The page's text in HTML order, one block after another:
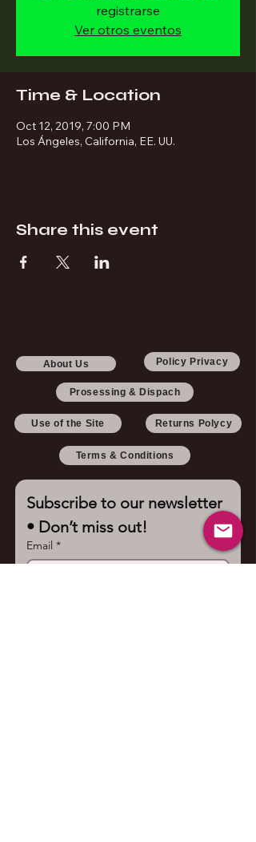
registrarse
Ver otros eventos
Time & Location
Oct 12, 2019, 7:00 PM
Los Ángeles, California, EE. UU.
Share this event
About Us Policy Privacy
Prosessing & Dispach
Use of the Site Returns Polycy
Terms & Conditions
Subscribe to our newsletter
• Don’t miss out!
Email *